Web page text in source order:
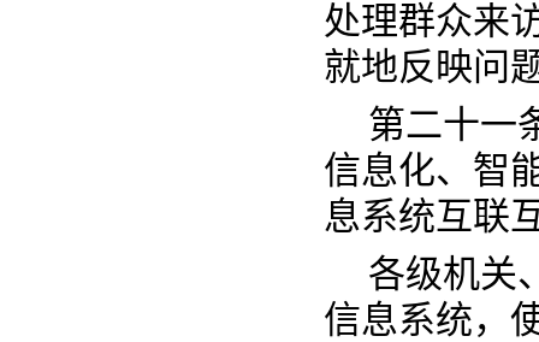
处理群众来
就地反映问
第二十一
信息化、智
息系统互联
各级机关
信息系统，